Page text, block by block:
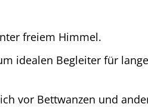
freiem Himmel.
idealen Begleiter für lange
vor Bettwanzen und